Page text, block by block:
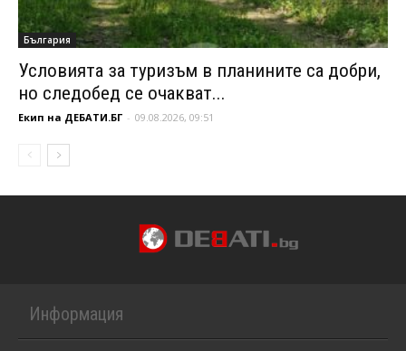
България
Условията за туризъм в планините са добри,
но следобед се очакват...
Екип на ДЕБАТИ.БГ - 09.08.2026, 09:51
Информация